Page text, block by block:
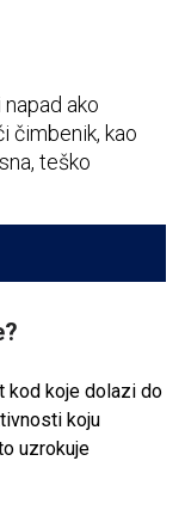
ako
čimbenik, kao
teško
kod koje dolazi do
koju
uzrokuje